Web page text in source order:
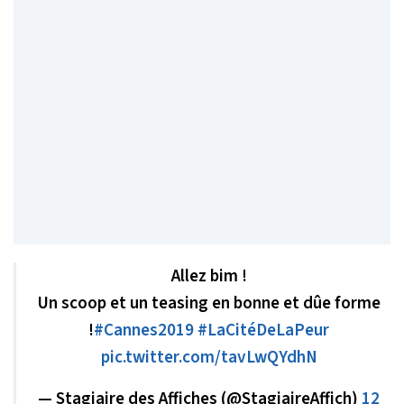
Allez bim !
Un scoop et un teasing en bonne et dûe forme
!#Cannes2019#LaCitéDeLaPeur
pic.twitter.com/tavLwQYdhN
— Stagiaire​ des Affiches (@StagiaireAffich) 12